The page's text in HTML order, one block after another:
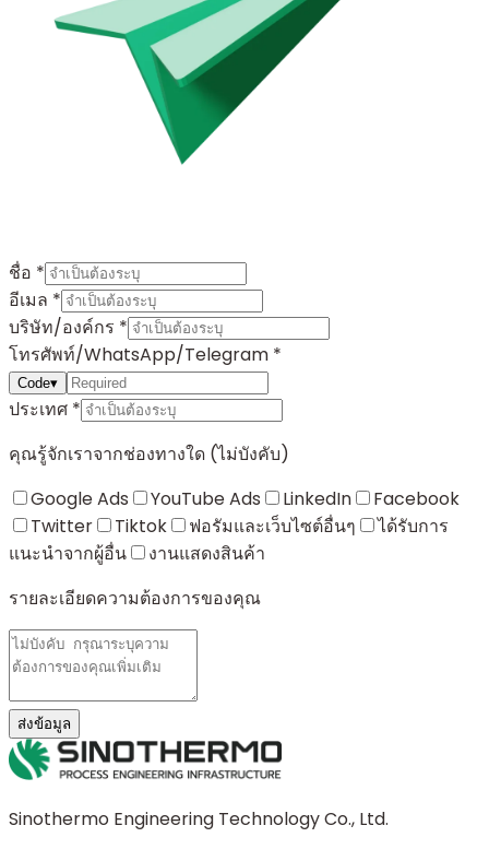
ชื่อ *
อีเมล *
บริษัท/องค์กร *
โทรศัพท์/WhatsApp/Telegram *
Code▾
ประเทศ *
คุณรู้จักเราจากช่องทางใด (ไม่บังคับ)
Google Ads
YouTube Ads LinkedIn
Facebook
Twitter
Tiktok ฟอรัมและเว็บไซต์อื่นๆ
ได้รับการ
แนะนำจากผู้อื่น
งานแสดงสินค้า
รายละเอียดความต้องการของคุณ
ส่งข้อมูล
Sinothermo Engineering Technology Co., Ltd.